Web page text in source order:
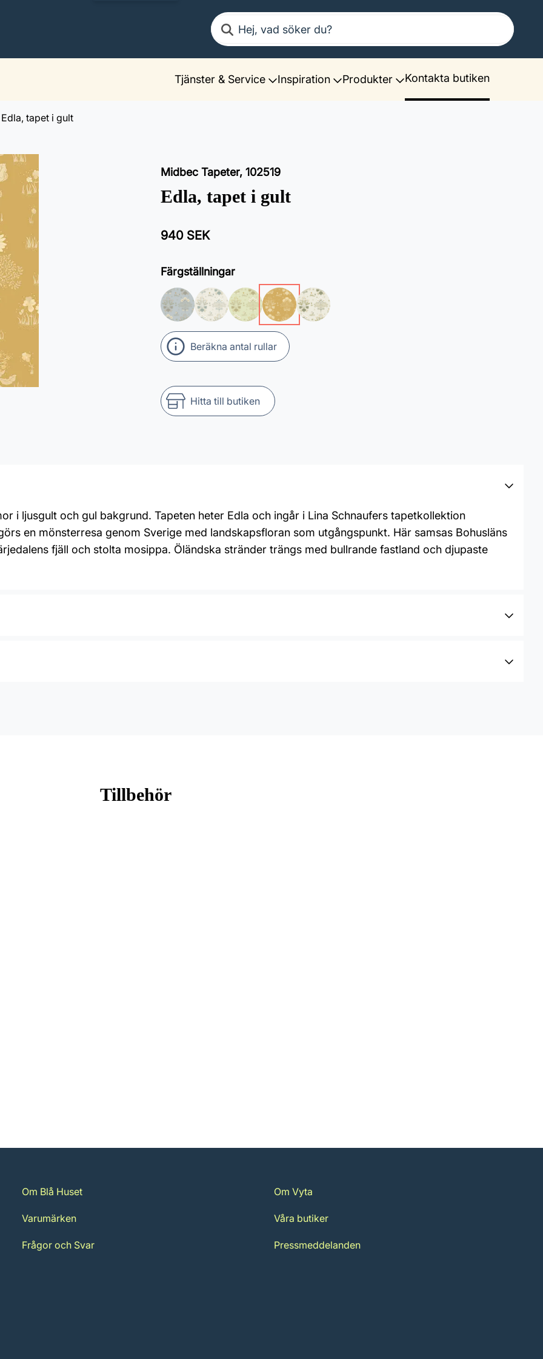
Sök
Tjänster & Service Inspiration Produkter Kontakta butiken
Edla, tapet i gult
Midbec Tapeter, 102519
Edla, tapet i gult
940 SEK
Färgställningar
Beräkna antal rullar
Hitta till butiken
i ljusgult och gul bakgrund. Tapeten heter Edla och ingår i Lina Schnaufers tapetkollektion
en mönsterresa genom Sverige med landskapsfloran som utgångspunkt. Här samsas Bohusläns
fjäll och stolta mosippa. Öländska stränder trängs med bullrande fastland och djupaste
Tillbehör
Om Blå Huset
Varumärken
Frågor och Svar
Om Vyta
Våra butiker
Pressmeddelanden